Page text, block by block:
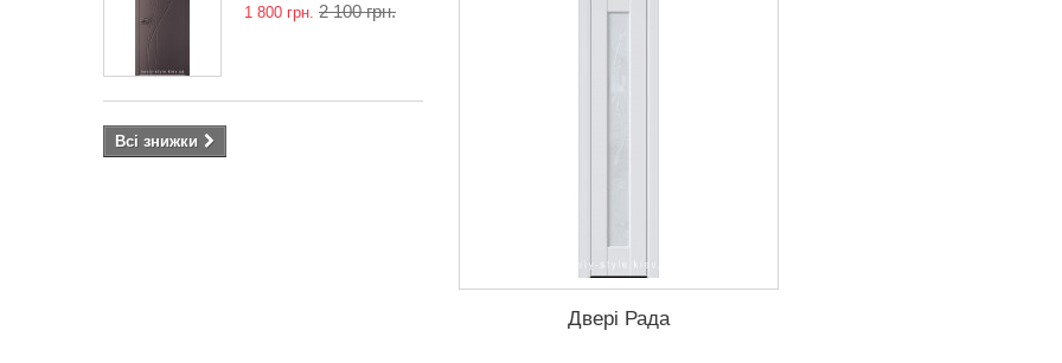
1 800 грн. 2 100 грн.
Всі знижки
Двері Рада